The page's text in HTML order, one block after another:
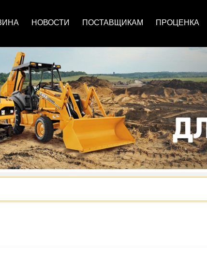
НОВОСТИ ПОСТАВЩИКАМ ПРОЦЕНКА